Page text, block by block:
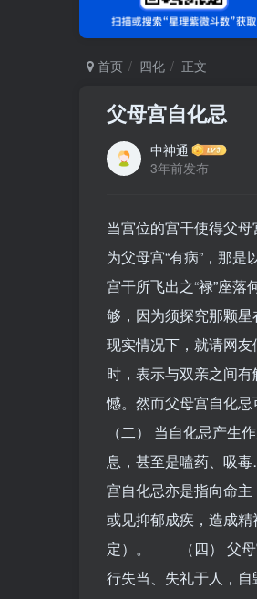
首页 四化 正文
父母宫自化忌
中神通
3年前发布
当宫位的宫干使得父
为父母宫“有病”，那
宫干所飞出之“禄”座
够，因为须探究那颗星
现实情况下，就请网
时，表示与双亲之间
憾。然而父母宫自化
（二） 当自化忌产生
息，甚至是嗑药、吸
宫自化忌亦是指向命
或见抑郁成疾，造成
定）。 （四） 父母
行失当、失礼于人，